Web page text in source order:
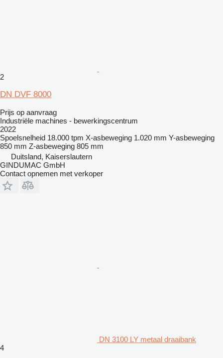
2
DN DVF 8000
Prijs op aanvraag
Industriële machines - bewerkingscentrum
2022
Spoelsnelheid 18.000 tpm X-asbeweging 1.020 mm Y-asbeweging
850 mm Z-asbeweging 805 mm
Duitsland, Kaiserslautern
GINDUMAC GmbH
Contact opnemen met verkoper
DN 3100 LY metaal draaibank
4